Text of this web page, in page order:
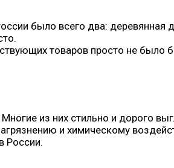
было всего два: деревянная
товаров просто не было
из них стильно и дорого
и химическому
России.